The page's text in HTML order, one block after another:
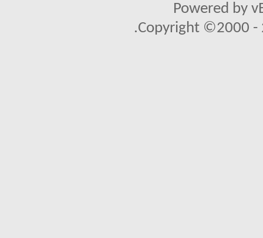
Powered by
Copyright ©2000 -